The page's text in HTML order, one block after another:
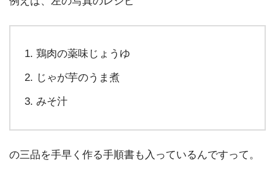
鶏肉の薬味じょうゆ
じゃが芋のうま煮
みそ汁
の三品を手早く作る手順書も入っているんですって。